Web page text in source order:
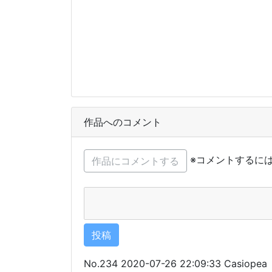
作品へのコメント
※コメントするに
No.234 2020-07-26 22:09:33 Casiopea